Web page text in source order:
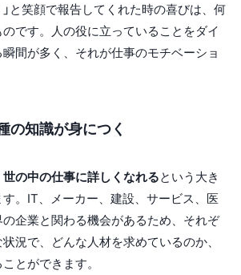
と笑顔で報告してくれた時の喜びは、何
です。人の役に立っていることをダイ
間が多く、それが仕事のモチベーショ
の知識が身につく
世の中の仕事に詳しくなれるという大き
。IT、メーカー、建設、サービス、医
企業と関わる機会があるため、それぞ
況で、どんな人材を求めているのか、
とができます。